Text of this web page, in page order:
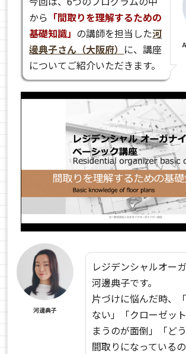
から 「間取りを理解するための
基礎知識」 の講師を担当した河
邊典子さん（大阪府） に、講座
についてご紹介いただきます。
河邊典子
レジデンシャルオー
河邊典子です。
片づけに悩んだ時、
ない」「クローゼッ
まうのが面倒」「ど
間取りになっている